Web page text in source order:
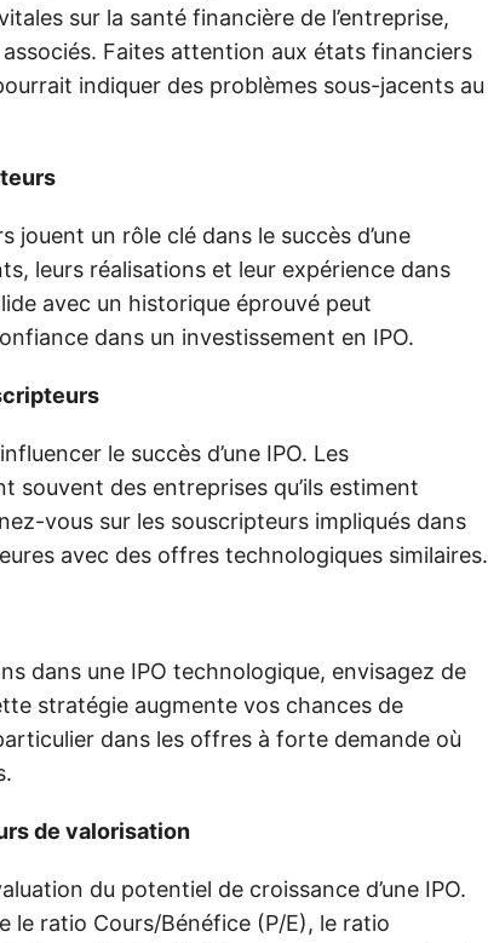
sur la santé financière de l’entreprise,
Faites attention aux états financiers
indiquer des problèmes sous-jacents au
jouent un rôle clé dans le succès d’une
leurs réalisations et leur expérience dans
avec un historique éprouvé peut
dans un investissement en IPO.
le succès d’une IPO. Les
souvent des entreprises qu’ils estiment
vous sur les souscripteurs impliqués dans
avec des offres technologiques similaires.
dans une IPO technologique, envisagez de
stratégie augmente vos chances de
dans les offres à forte demande où
de valorisation
du potentiel de croissance d’une IPO.
le ratio Cours/Bénéfice (P/E), le ratio